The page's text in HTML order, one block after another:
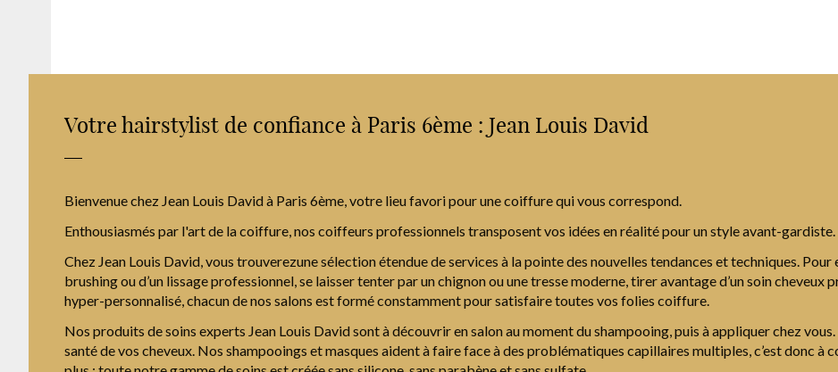
Votre hairstylist de confiance à Paris 6ème : Jean Louis David
Bienvenue chez Jean Louis David à Paris 6ème, votre lieu favori pour une coiffure qui vous correspond.
Enthousiasmés par l'art de la coiffure, nos coiffeurs professionnels transposent vos idées en réalité pour un style avant-gardiste.
Chez Jean Louis David, vous trouverezune sélection étendue de services à la pointe des nouvelles tendances et techniques. Pour
brushing ou d’un lissage professionnel, se laisser tenter par un chignon ou une tresse moderne, tirer avantage d’un soin
hyper-personnalisé, chacun de nos salons est formé constamment pour satisfaire toutes vos folies coiffure.
Nos produits de soins experts Jean Louis David sont à découvrir en salon au moment du shampooing, puis à appliquer chez
santé de vos cheveux. Nos shampooings et masques aident à faire face à des problématiques capillaires multiples, c’est donc à